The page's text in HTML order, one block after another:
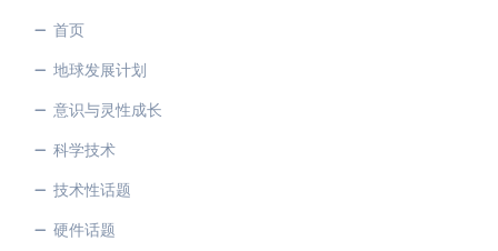
首页
地球发展计划
意识与灵性成长
科学技术
技术性话题
硬件话题